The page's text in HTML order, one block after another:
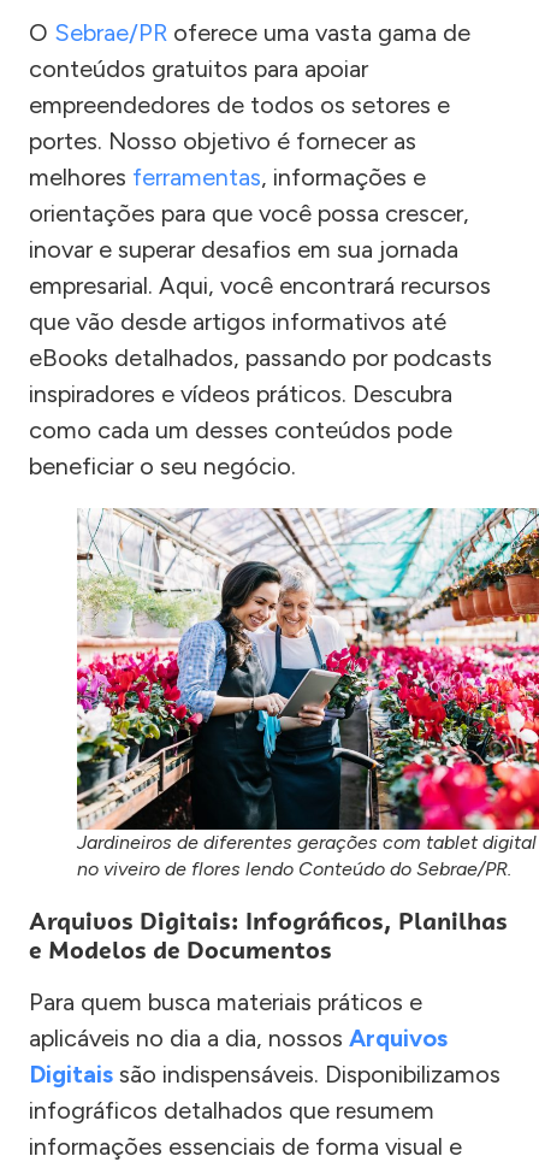
O Sebrae/PR oferece uma vasta gama de
conteúdos gratuitos para apoiar
empreendedores de todos os setores e
portes. Nosso objetivo é fornecer as
melhores ferramentas, informações e
orientações para que você possa crescer,
inovar e superar desafios em sua jornada
empresarial. Aqui, você encontrará recursos
que vão desde artigos informativos até
eBooks detalhados, passando por podcasts
inspiradores e vídeos práticos. Descubra
como cada um desses conteúdos pode
beneficiar o seu negócio.
Jardineiros de diferentes gerações com tablet digital
no viveiro de flores lendo Conteúdo do Sebrae/PR.
Arquivos Digitais: Infográficos, Planilhas
e Modelos de Documentos
Para quem busca materiais práticos e
aplicáveis no dia a dia, nossos Arquivos
Digitais são indispensáveis. Disponibilizamos
infográficos detalhados que resumem
informações essenciais de forma visual e